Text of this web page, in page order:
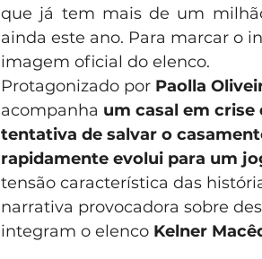
que já tem mais de um
ainda este ano. Para marcar o
imagem oficial do elenco.
Protagonizado por Paolla
acompanha um casal em
tentativa de salvar o
rapidamente evolui para um
tensão característica das
narrativa provocadora sobre
integram o elenco Kelner